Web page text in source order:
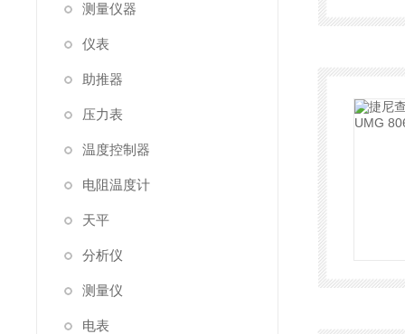
测量仪器
仪表
助推器
压力表
温度控制器
电阻温度计
天平
分析仪
测量仪
电表